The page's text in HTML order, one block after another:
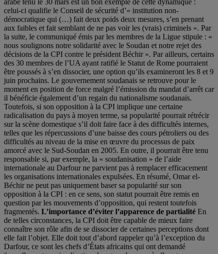
arabe tenu le 30 mars est un bon exemple de cette dynamique :
celui-ci qualifie le Conseil de sécurité d’« institution non-
démocratique qui (…) fait deux poids deux mesures, s’en prenant
aux faibles et fait semblant de ne pas voir les (vrais) criminels ». Par
la suite, le communiqué émis par les membres de la Ligue stipule : «
nous soulignons notre solidarité avec le Soudan et notre rejet des
décisions de la CPI contre le président Béchir ». Par ailleurs, certains
des 30 membres de l’UA ayant ratifié le Statut de Rome pourraient
être poussés à s’en dissocier, une option qu’ils examineront les 8 et 9
juin prochains. Le gouvernement soudanais se retrouve pour le
moment en position de force malgré l’émission du mandat d’arrêt car
il bénéficie également d’un regain du nationalisme soudanais.
Toutefois, si son opposition à la CPI implique une certaine
radicalisation du pays à moyen terme, sa popularité pourrait rétrécir
sur la scène domestique s’il doit faire face à des difficultés internes,
telles que les répercussions d’une baisse des cours pétroliers ou des
difficultés au niveau de la mise en œuvre du processus de paix
amorcé avec le Sud-Soudan en 2005. En outre, il pourrait être tenu
responsable si, par exemple, la « soudanisation » de l’aide
internationale au Darfour ne parvient pas à remplacer efficacement
les organisations internationales expulsées. En résumé, Omar el-
Béchir ne peut pas uniquement baser sa popularité sur son
opposition à la CPI : en ce sens, son statut pourrait être remis en
question par les mouvements d’opposition, qui restent toutefois
fragmentés. L’importance d’éviter l’apparence de partialité En
de telles circonstances, la CPI doit être capable de mieux faire
connaître son rôle afin de se dissocier de certaines perceptions dont
elle fait l’objet. Elle doit tout d’abord rappeler qu’à l’exception du
Darfour, ce sont les chefs d’États africains qui ont demandé